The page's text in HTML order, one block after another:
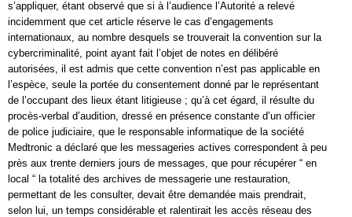
s’appliquer, étant observé que si à l’audience l’Autorité a relevé
incidemment que cet article réserve le cas d’engagements
internationaux, au nombre desquels se trouverait la convention sur la
cybercriminalité, point ayant fait l’objet de notes en délibéré
autorisées, il est admis que cette convention n’est pas applicable en
l’espèce, seule la portée du consentement donné par le représentant
de l’occupant des lieux étant litigieuse ; qu’à cet égard, il résulte du
procès-verbal d’audition, dressé en présence constante d’un officier
de police judiciaire, que le responsable informatique de la société
Medtronic a déclaré que les messageries actives correspondent à peu
près aux trente derniers jours de messages, que pour récupérer “ en
local “ la totalité des archives de messagerie une restauration,
permettant de les consulter, devait être demandée mais prendrait,
selon lui, un temps considérable et ralentirait les accès réseau des